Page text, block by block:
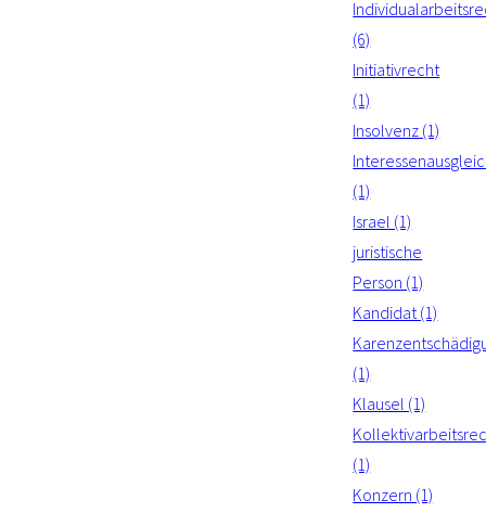
(6)
Initiativrecht
(1)
Insolvenz (1)
(1)
Israel (1)
juristische
Person (1)
Kandidat (1)
(1)
Klausel (1)
(1)
Konzern (1)